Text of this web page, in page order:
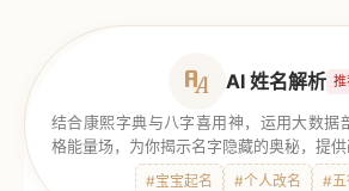
AI 姓名解析
结合康熙字典与八字喜用神，运用大数据
格能量场，为你揭示名字隐藏的奥秘，提
#宝宝起名 #个人改名 #五